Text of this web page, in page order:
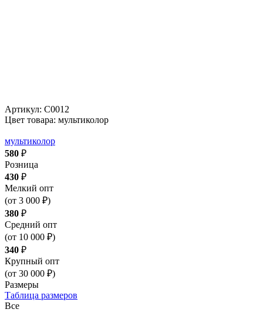
Артикул: С0012
Цвет товара: мультиколор
мультиколор
580 ₽
Розница
430 ₽
Мелкий опт
(от 3 000 ₽)
380 ₽
Средний опт
(от 10 000 ₽)
340 ₽
Крупный опт
(от 30 000 ₽)
Размеры
Таблица размеров
Все